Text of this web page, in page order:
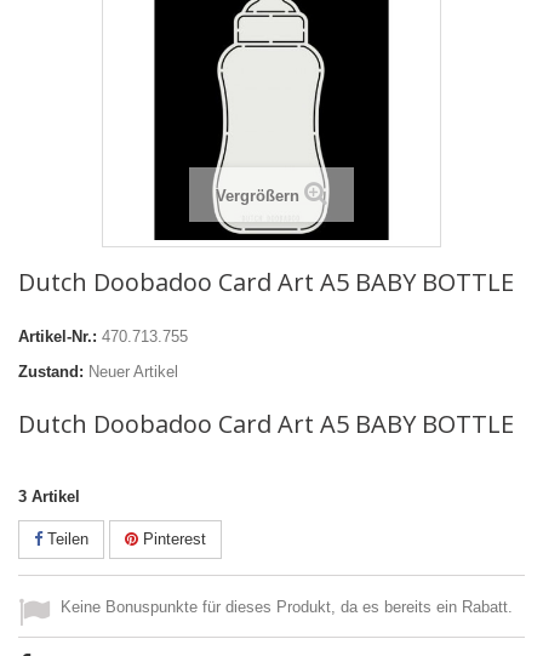
Vergrößern
Dutch Doobadoo Card Art A5 BABY BOTTLE
Artikel-Nr.: 470.713.755
Zustand: Neuer Artikel
Dutch Doobadoo Card Art A5 BABY BOTTLE
3 Artikel
Teilen Pinterest
Keine Bonuspunkte für dieses Produkt, da es bereits ein Rabatt.